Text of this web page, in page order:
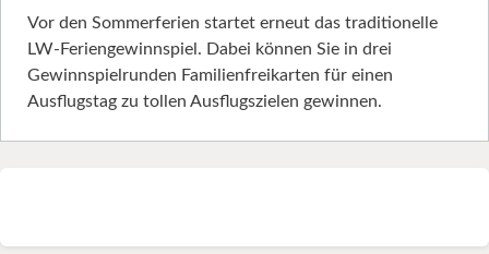
Vor den Sommerferien startet erneut das traditionelle
LW-Feriengewinnspiel. Dabei können Sie in drei
Gewinnspielrunden Familienfreikarten für einen
Ausflugstag zu tollen Ausflugszielen gewinnen.